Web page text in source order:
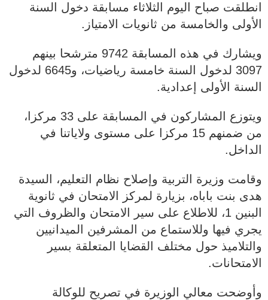
انطلقت صباح اليوم الثلاثاء مسابقة دخول السنة
الأولى والخامسة من ثانويات الامتياز.
ويشارك في هذه المسابقة 9742 مترشحا بينهم
3097 لدخول السنة خامسة رياضيات، و6645 لدخول
السنة الأولى إعدادية.
ويتوزع المشاركون في المسابقة على 33 مركزا،
من ضمنهم 15 مركزا على مستوى ولاياتنا في
الداخل.
وقامت وزيرة التربية وإصلاح نظام التعليم، السيدة
هدى بنت باباه، بزيارة لمركز الامتحان في ثانوية
البنين 1، للاطلاع على سير الامتحان والظروف التي
يجري فيها وللاستماع من المشرفين الميدانيين
والتلاميذ حول مختلف القضايا المتعلقة بسير
الامتحانات.
وأوضحت معالي الوزيرة في تصريح للوكالة